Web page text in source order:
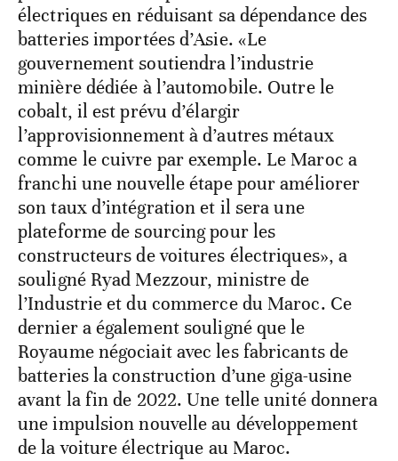
électriques en réduisant sa dépendance des
batteries importées d’Asie. «Le
gouvernement soutiendra l’industrie
minière dédiée à l’automobile. Outre le
cobalt, il est prévu d’élargir
l’approvisionnement à d’autres métaux
comme le cuivre par exemple. Le Maroc a
franchi une nouvelle étape pour améliorer
son taux d’intégration et il sera une
plateforme de sourcing pour les
constructeurs de voitures électriques», a
souligné Ryad Mezzour, ministre de
l’Industrie et du commerce du Maroc. Ce
dernier a également souligné que le
Royaume négociait avec les fabricants de
batteries la construction d’une giga-usine
avant la fin de 2022. Une telle unité donnera
une impulsion nouvelle au développement
de la voiture électrique au Maroc.